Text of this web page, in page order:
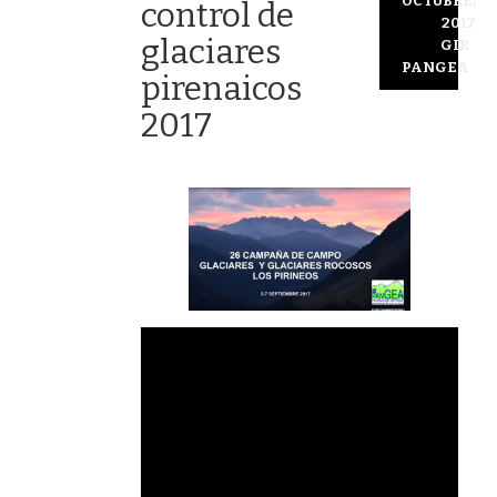
control de
glaciares
pirenaicos
2017
2017
GIR
PANGEA